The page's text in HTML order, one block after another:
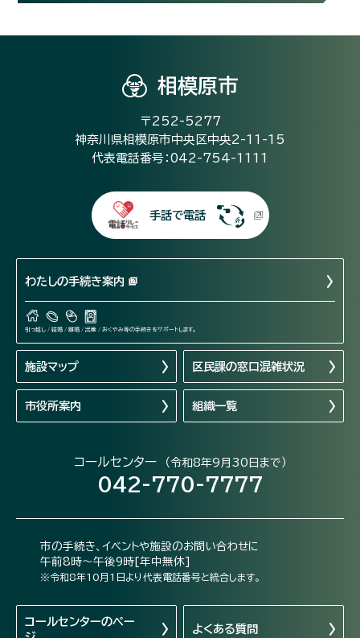
相模原市
〒252-5277
神奈川県相模原市中央区中央2-11-15
代表電話番号：042-754-1111
手話で電話
わたしの手続き案内
引っ越し / 結婚 / 離婚 / 出産 / おくやみ等の手続きをサポートします。
施設マップ 区民課の窓口混雑状況
市役所案内 組織一覧
コールセンター （令和8年9月30日まで）
042-770-7777
市の手続き、イベントや施設のお問い合わせに
午前8時～午後9時[年中無休]
※令和8年10月1日より代表電話番号と統合します。
コールセンターのペー
よくある質問